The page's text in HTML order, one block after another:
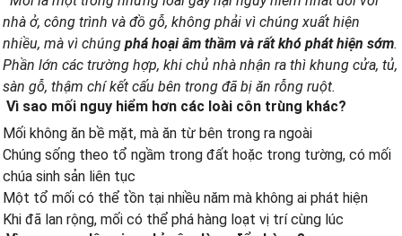
nhà ở, công trình và đồ gỗ, không phải vì chúng xuất hiện
nhiều, mà vì chúng phá hoại âm thầm và rất khó phát hiện sớm.
Phần lớn các trường hợp, khi chủ nhà nhận ra thì khung cửa, tủ,
sàn gỗ, thậm chí kết cấu bên trong đã bị ăn rỗng ruột.
Vì sao mối nguy hiểm hơn các loài côn trùng khác?
Mối không ăn bề mặt, mà ăn từ bên trong ra ngoài
Chúng sống theo tổ ngầm trong đất hoặc trong tường, có mối
chúa sinh sản liên tục
Một tổ mối có thể tồn tại nhiều năm mà không ai phát hiện
Khi đã lan rộng, mối có thể phá hàng loạt vị trí cùng lúc